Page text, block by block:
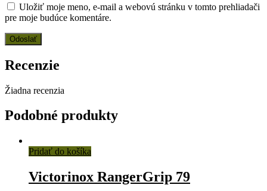
Uložiť moje meno, e-mail a webovú stránku v tomto prehliadači
pre moje budúce komentáre.
Recenzie
Žiadna recenzia
Podobné produkty
Pridať do košíka
Victorinox RangerGrip 79